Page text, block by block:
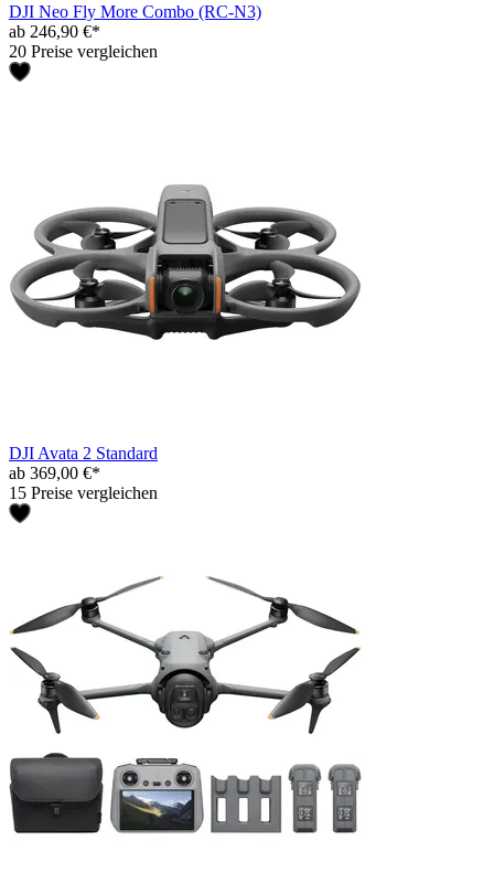
DJI Neo Fly More Combo (RC-N3)
ab 246,90 €*
20 Preise vergleichen
DJI Avata 2 Standard
ab 369,00 €*
15 Preise vergleichen